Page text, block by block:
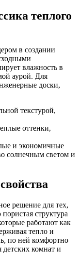
теплого
в создании
влажность в
аурой. Для
доски,
текстурой,
оттенки,
и экономичные
солнечным светом и
решение для тех,
структура
работают как
тепло и
по ней комфортно
детских комнат и